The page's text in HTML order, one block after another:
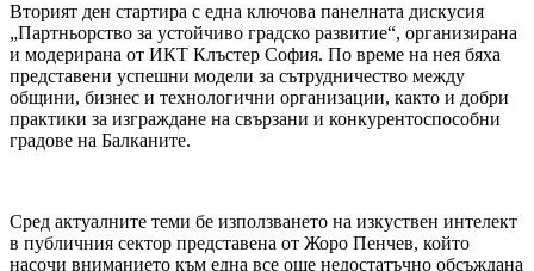
Вторият ден стартира с една ключова панелната дискусия
„Партньорство за устойчиво градско развитие“, организирана
и модерирана от ИКТ Клъстер София. По време на нея бяха
представени успешни модели за сътрудничество между
общини, бизнес и технологични организации, както и добри
практики за изграждане на свързани и конкурентоспособни
градове на Балканите.
Сред актуалните теми бе използването на изкуствен интелект
в публичния сектор представена от Жоро Пенчев, който
насочи вниманието към една все още недостатъчно обсъждана